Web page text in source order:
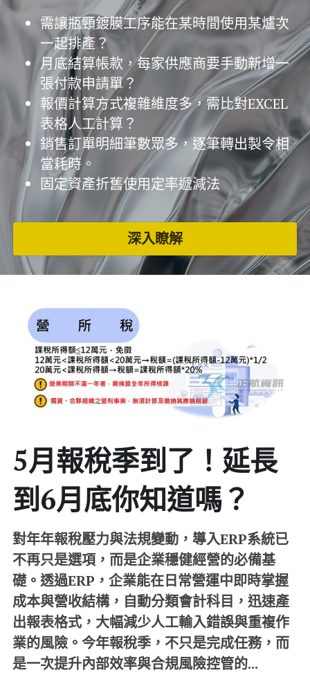
需讓瓶頸鍍膜工序能在某時間使用某爐次
一起排產？
月底結算帳款，每家供應商要手動新增一
張付款申請單？
報價計算方式複雜維度多，需比對EXCEL
表格人工計算？
銷售訂單明細筆數眾多，逐筆轉出製令相
當耗時。
固定資產折舊使用定率遞減法
深入瞭解
5月報稅季到了！延長
到6月底你知道嗎？
對年年報稅壓力與法規變動，導入ERP系統已
不再只是選項，而是企業穩健經營的必備基
礎。透過ERP，企業能在日常營運中即時掌握
成本與營收結構，自動分類會計科目，迅速產
出報表格式，大幅減少人工輸入錯誤與重複作
業的風險。今年報稅季，不只是完成任務，而
是一次提升內部效率與合規風險控管的...